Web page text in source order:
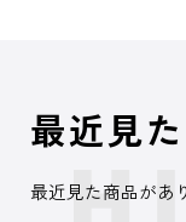
最近見
最近見た商品があ